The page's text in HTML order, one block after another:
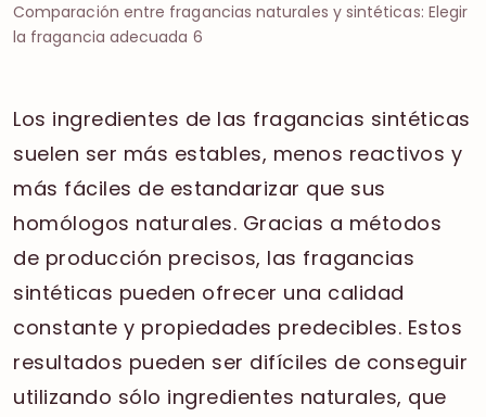
Comparación entre fragancias naturales y sintéticas: Elegir
la fragancia adecuada 6
Los ingredientes de las fragancias sintéticas
suelen ser más estables, menos reactivos y
más fáciles de estandarizar que sus
homólogos naturales. Gracias a métodos
de producción precisos, las fragancias
sintéticas pueden ofrecer una calidad
constante y propiedades predecibles. Estos
resultados pueden ser difíciles de conseguir
utilizando sólo ingredientes naturales, que